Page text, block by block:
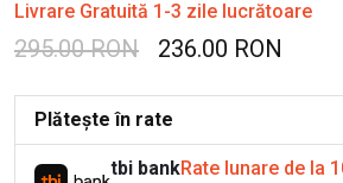
Livrare Gratuită 1-3 zile lucrătoare
295.00 RON 236.00 RON
Plătește în rate
tbi bankRate lunare de la